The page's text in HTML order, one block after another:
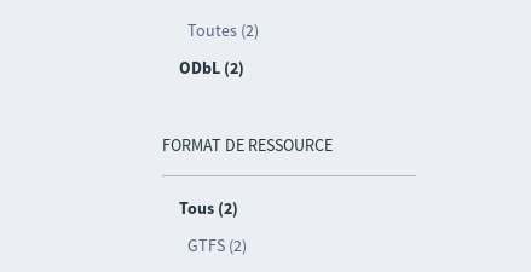
Toutes (2)
ODbL (2)
FORMAT DE RESSOURCE
Tous (2)
GTFS (2)